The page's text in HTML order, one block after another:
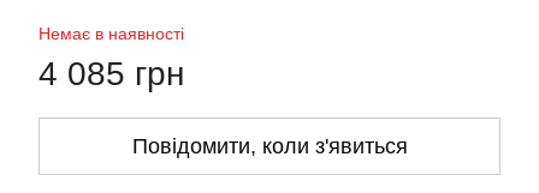
Немає в наявності
4 085 грн
Повідомити, коли з'явиться